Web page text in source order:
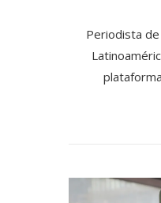
Periodista